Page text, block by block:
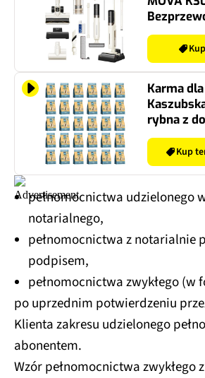
Karma
rybna z
3 kg Kup
pełnomocnictwa udzielonego
notarialnego,
pełnomocnictwa z notarialnie
podpisem,
pełnomocnictwa zwykłego (w
po uprzednim potwierdzeniu
Klienta zakresu udzielonego
abonentem.
Wzór pełnomocnictwa zwykłego